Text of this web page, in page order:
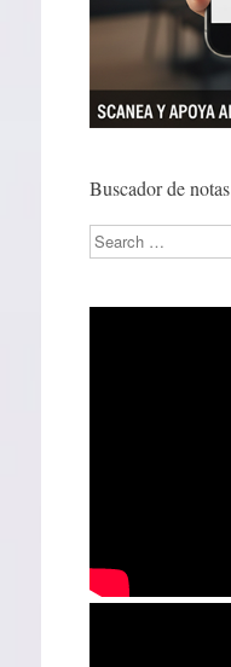
Buscador de notas
Search